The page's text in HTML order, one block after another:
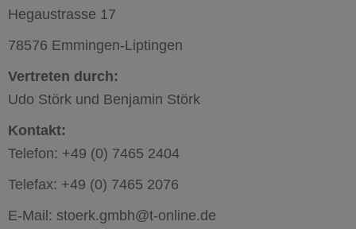
Hegaustrasse 17
78576 Emmingen-Liptingen
Vertreten durch:
Udo Störk und Benjamin Störk
Kontakt:
Telefon: +49 (0) 7465 2404
Telefax: +49 (0) 7465 2076
E-Mail: stoerk.gmbh@t-online.de